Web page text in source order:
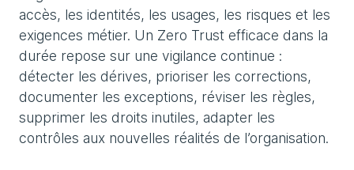
accès, les identités, les usages, les risques et les
exigences métier. Un Zero Trust efficace dans la
durée repose sur une vigilance continue :
détecter les dérives, prioriser les corrections,
documenter les exceptions, réviser les règles,
supprimer les droits inutiles, adapter les
contrôles aux nouvelles réalités de l’organisation.